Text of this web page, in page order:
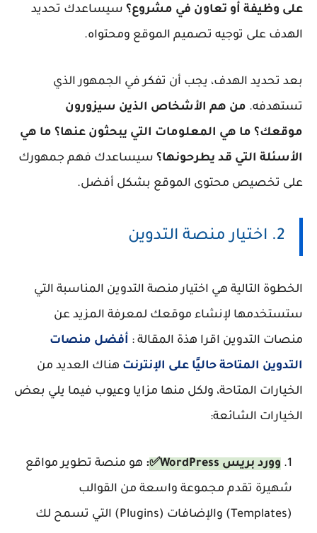
على وظيفة أو تعاون في مشروع؟ سيساعدك تحديد
الهدف على توجيه تصميم الموقع ومحتواه.
بعد تحديد الهدف، يجب أن تفكر في الجمهور الذي
تستهدفه. من هم الأشخاص الذين سيزورون
موقعك؟ ما هي المعلومات التي يبحثون عنها؟ ما هي
الأسئلة التي قد يطرحونها؟ سيساعدك فهم جمهورك
على تخصيص محتوى الموقع بشكل أفضل.
2. اختيار منصة التدوين
الخطوة التالية هي اختيار منصة التدوين المناسبة التي
ستستخدمها لإنشاء موقعك لمعرفة المزيد عن
منصات التدوين اقرا هذة المقالة : أفضل منصات
التدوين المتاحة حاليًا على الإنترنت هناك العديد من
الخيارات المتاحة، ولكل منها مزايا وعيوب فيما يلي بعض
الخيارات الشائعة:
وورد بريس WordPress✅ : هو منصة تطوير مواقع
شهيرة تقدم مجموعة واسعة من القوالب
(Templates) والإضافات (Plugins) التي تسمح لك